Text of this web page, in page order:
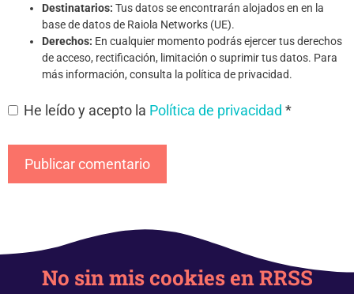
Destinatarios: Tus datos se encontrarán alojados en en la
base de datos de Raiola Networks (UE).
Derechos: En cualquier momento podrás ejercer tus derechos
de acceso, rectificación, limitación o suprimir tus datos. Para
más información, consulta la política de privacidad.
He leído y acepto la Política de privacidad *
No sin mis cookies en RRSS